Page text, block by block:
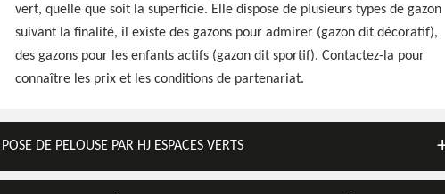
vert, quelle que soit la superficie. Elle dispose de plusieurs types de gazon
suivant la finalité, il existe des gazons pour admirer (gazon dit décoratif),
des gazons pour les enfants actifs (gazon dit sportif). Contactez-la pour
connaître les prix et les conditions de partenariat.
DE PELOUSE PAR HJ ESPACES VERTS